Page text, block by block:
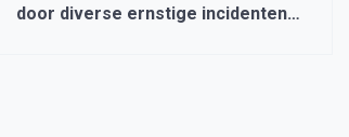
door diverse ernstige incidenten